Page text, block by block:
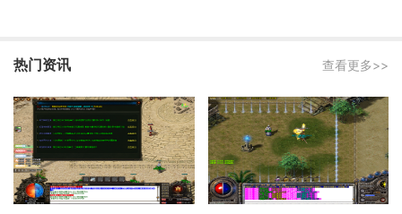
热门资讯 查看更多>>